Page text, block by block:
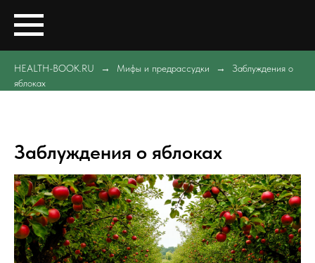
HEALTH-BOOK.RU Мифы и предрассудки
Заблуждения о
яблоках
Заблуждения о яблоках